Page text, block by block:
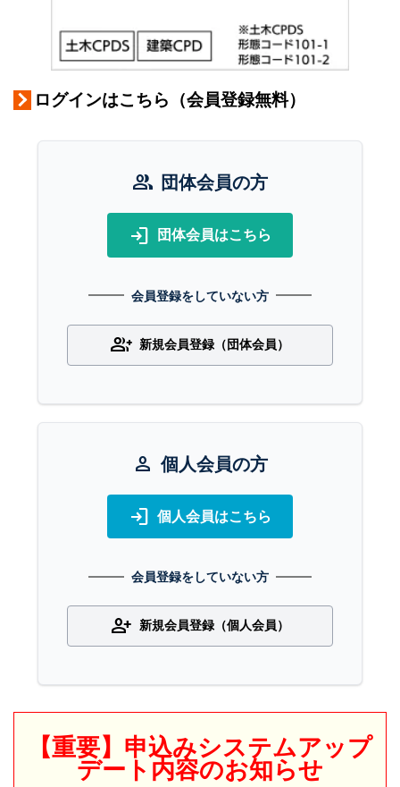
ログインはこちら（会員登録無料）
group 団体会員の方
login 団体会員はこちら
会員登録をしていない方
group_add 新規会員登録（団体会員）
person 個人会員の方
login 個人会員はこちら
会員登録をしていない方
person_add 新規会員登録（個人会員）
【重要】申込みシステムアップ
デート内容のお知らせ